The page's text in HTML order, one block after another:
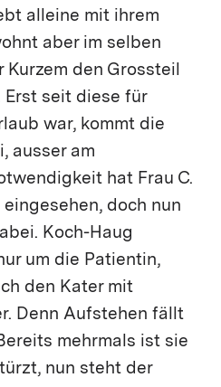
alleine mit ihrem
aber im selben
Kurzem den Grossteil
seit diese für
war, kommt die
ausser am
hat Frau C.
doch nun
Koch-Haug
um die Patientin,
den Kater mit
Denn Aufstehen fällt
mehrmals ist sie
nun steht der